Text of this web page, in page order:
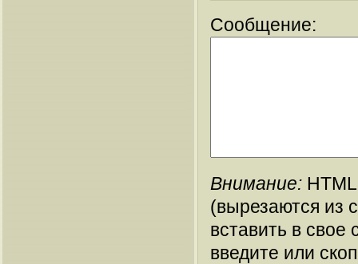
Сообщение:
Внимание:
(вырезаются из
вставить в
введите или